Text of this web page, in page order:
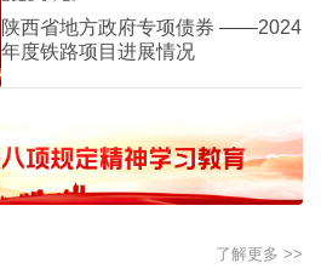
陕西省地方政府专项债券 ——2024
年度铁路项目进展情况
了解更多 >>